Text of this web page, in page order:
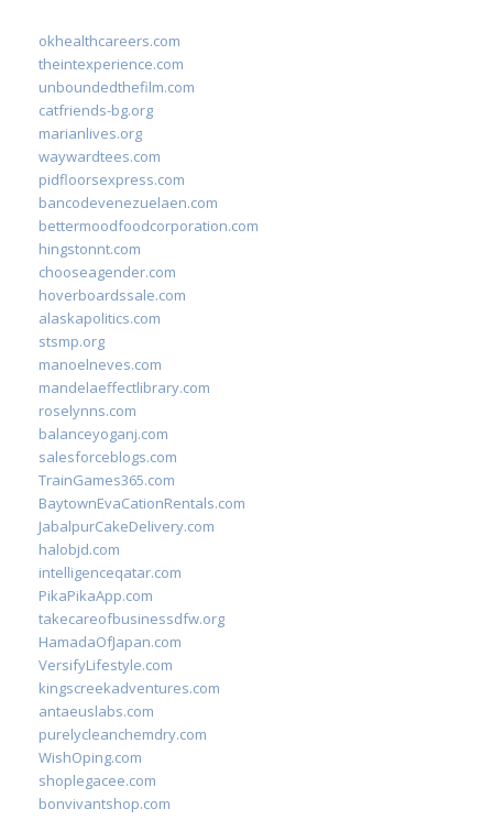
okhealthcareers.com
theintexperience.com
unboundedthefilm.com
catfriends-bg.org
marianlives.org
waywardtees.com
pidfloorsexpress.com
bancodevenezuelaen.com
bettermoodfoodcorporation.com
hingstonnt.com
chooseagender.com
hoverboardssale.com
alaskapolitics.com
stsmp.org
manoelneves.com
mandelaeffectlibrary.com
roselynns.com
balanceyoganj.com
salesforceblogs.com
TrainGames365.com
BaytownEvaCationRentals.com
JabalpurCakeDelivery.com
halobjd.com
intelligenceqatar.com
PikaPikaApp.com
takecareofbusinessdfw.org
HamadaOfJapan.com
VersifyLifestyle.com
kingscreekadventures.com
antaeuslabs.com
purelycleanchemdry.com
WishOping.com
shoplegacee.com
bonvivantshop.com